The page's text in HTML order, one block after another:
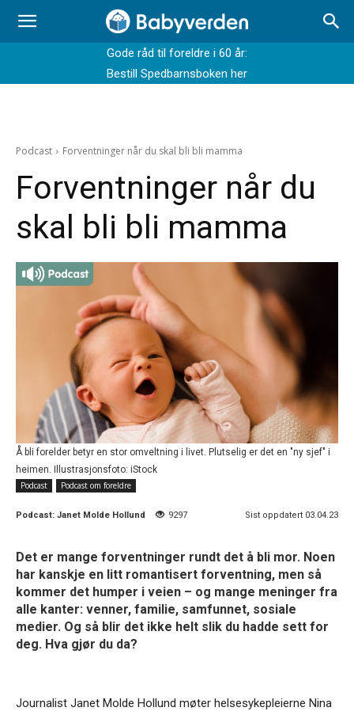
Gode råd til foreldre i 60 år:
Bestill Spedbarnsboken her
Podcast Forventninger når du skal bli bli mamma
Forventninger når du
skal bli bli mamma
Å bli forelder betyr en stor omveltning i livet. Plutselig er det en "ny sjef" i
heimen. Illustrasjonsfoto: iStock
Podcast
Podcast om foreldre
Podcast: Janet Molde Hollund 9297 Sist oppdatert 03.04.23
Det er mange forventninger rundt det å bli mor. Noen
har kanskje en litt romantisert forventning, men så
kommer det humper i veien – og mange meninger fra
alle kanter: venner, familie, samfunnet, sosiale
medier. Og så blir det ikke helt slik du hadde sett for
deg. Hva gjør du da?
Journalist Janet Molde Hollund møter helsesykepleierne Nina